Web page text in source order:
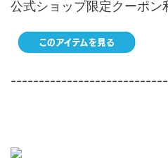
公式ショップ限定クーポ